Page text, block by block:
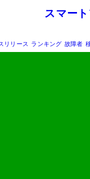
スマー
リリース ランキング 故障者